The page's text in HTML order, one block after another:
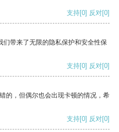
支持[0] 反对[0]
带来了无限的隐私保护和安全性保
支持[0] 反对[0]
的，但偶尔也会出现卡顿的情况，希
支持[0] 反对[0]